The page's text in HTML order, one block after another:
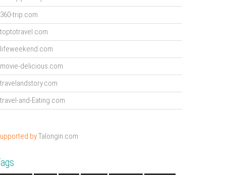
360-trip.com
toptotravel.com
lifeweekend.com
movie-delicious.com
travelandstory.com
travel-and-Eating.com
byTalongin.com